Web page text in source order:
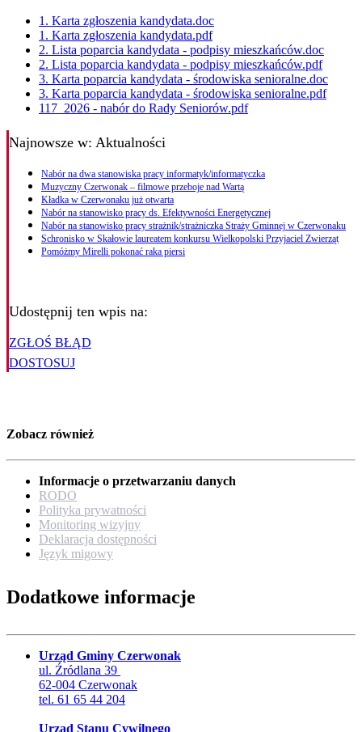
1. Karta zgłoszenia kandydata.doc
1. Karta zgłoszenia kandydata.pdf
2. Lista poparcia kandydata - podpisy mieszkańców.doc
2. Lista poparcia kandydata - podpisy mieszkańców.pdf
3. Karta poparcia kandydata - środowiska senioralne.doc
3. Karta poparcia kandydata - środowiska senioralne.pdf
117_2026 - nabór do Rady Seniorów.pdf
Najnowsze w: Aktualności
Nabór na dwa stanowiska pracy informatyk/informatyczka
Muzyczny Czerwonak – filmowe przeboje nad Wartą
Kładka w Czerwonaku już otwarta
Nabór na stanowisko pracy ds. Efektywności Energetycznej
Nabór na stanowisko pracy strażnik/strażniczka Straży Gminnej w Czerwonaku
Schronisko w Skałowie laureatem konkursu Wielkopolski Przyjaciel Zwierząt
Pomóżmy Mirelli pokonać raka piersi
Udostępnij ten wpis na:
ZGŁOŚ BŁĄD
DOSTOSUJ
Zobacz również
Informacje o przetwarzaniu danych
RODO
Polityka prywatności
Monitoring wizyjny
Deklaracja dostępności
Język migowy
Dodatkowe informacje
Urząd Gminy Czerwonak
ul. Źródlana 39
62-004 Czerwonak
tel. 61 65 44 204
Urząd Stanu Cywilnego